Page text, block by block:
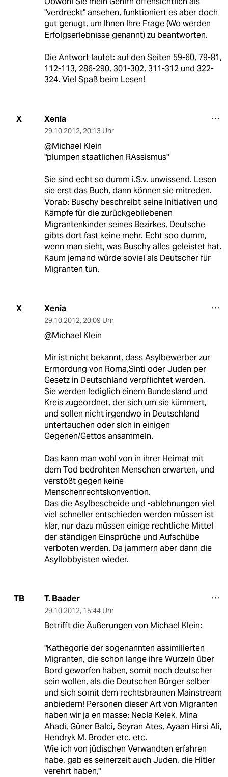
"verdreckt" ansehen, funktioniert es aber doch
gut genugt, um Ihnen Ihre Frage (Wo werden
Erfolgserlebnisse genannt) zu beantworten.
Die Antwort lautet: auf den Seiten 59-60, 79-81,
112-113, 286-290, 301-302, 311-312 und 322-
324. Viel Spaß beim Lesen!
X Xenia
29.10.2012, 20:13 Uhr
@Michael Klein
"plumpen staatlichen RAssismus"
Sie sind echt so dumm i.S.v. unwissend. Lesen
sie erst das Buch, dann können sie mitreden.
Vorab: Buschy beschreibt seine Initiativen und
Kämpfe für die zurückgebliebenen
Migrantenkinder seines Bezirkes, Deutsche
gibts dort fast keine mehr. Echt soo dumm,
wenn man sieht, was Buschy alles geleistet hat.
Kaum jemand würde soviel als Deutscher für
Migranten tun.
X Xenia
29.10.2012, 20:09 Uhr
@Michael Klein
Mir ist nicht bekannt, dass Asylbewerber zur
Ermordung von Roma,Sinti oder Juden per
Gesetz in Deutschland verpflichtet werden.
Sie werden lediglich einem Bundesland und
Kreis zugeordnet, der sich um sie kümmert,
und sollen nicht irgendwo in Deutschland
untertauchen oder sich in einigen
Gegenen/Gettos ansammeln.
Das kann man wohl von in ihrer Heimat mit
dem Tod bedrohten Menschen erwarten, und
verstößt gegen keine
Menschenrechtskonvention.
Das die Asylbescheide und -ablehnungen viel
viel schneller entschieden werden müssen ist
klar, nur dazu müssen einige rechtliche Mittel
der ständigen Einsprüche und Aufschübe
verboten werden. Da jammern aber dann die
Asyllobbyisten wieder.
TB T. Baader
29.10.2012, 15:44 Uhr
Betrifft die Äußerungen von Michael Klein:
"Kathegorie der sogenannten assimilierten
Migranten, die schon lange ihre Wurzeln über
Bord geworfen haben, somit noch deutscher
sein wollen, als die Deutschen Bürger selber
und sich somit dem rechtsbraunen Mainstream
anbiedern! Personen dieser Art von Migranten
haben wir ja en masse: Necla Kelek, Mina
Ahadi, Güner Balci, Seyran Ates, Ayaan Hirsi Ali,
Hendryk M. Broder etc. etc.
Wie ich von jüdischen Verwandten erfahren
habe, gab es seinerzeit auch Juden, die Hitler
verehrt haben,"